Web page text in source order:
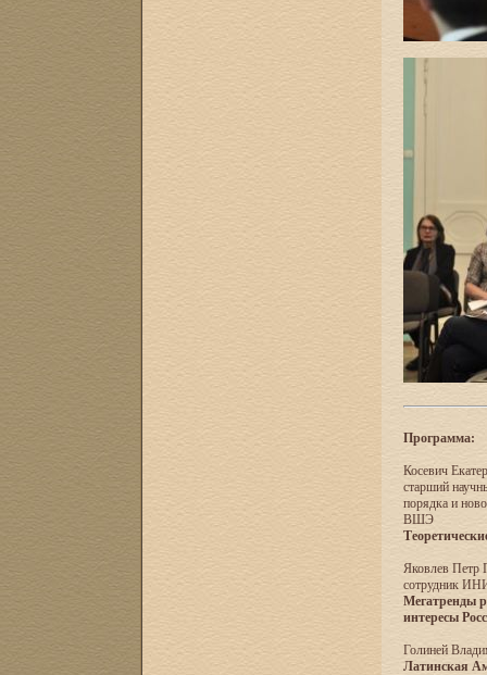
Программа:
Косевич
старший
порядка и
ВШЭ
Яковлев Петр
сотрудник
Мегатренды
интересы
Голиней
Латинская